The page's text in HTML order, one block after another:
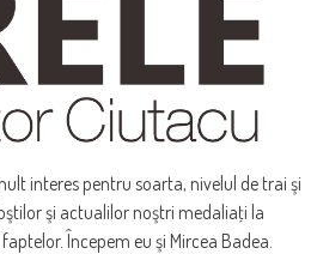
interes pentru soarta, nivelul de trai şi
şi actualilor noştri medaliaţi la
Începem eu şi Mircea Badea.